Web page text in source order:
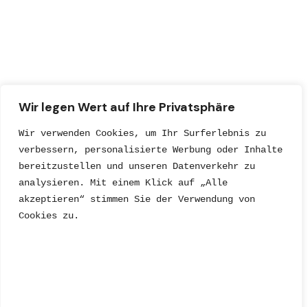
Wir legen Wert auf Ihre Privatsphäre
Wir verwenden Cookies, um Ihr Surferlebnis zu
verbessern, personalisierte Werbung oder Inhalte
bereitzustellen und unseren Datenverkehr zu
analysieren. Mit einem Klick auf „Alle
akzeptieren“ stimmen Sie der Verwendung von
Cookies zu.